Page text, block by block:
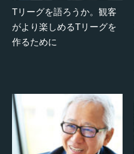
Tリーグを語ろうか。観客
がより楽しめるTリーグを
作るために